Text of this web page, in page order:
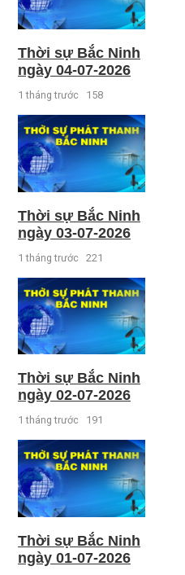
Thời sự Bắc Ninh
ngày 04-07-2026
1 tháng trước 158
Thời sự Bắc Ninh
ngày 03-07-2026
1 tháng trước 221
Thời sự Bắc Ninh
ngày 02-07-2026
1 tháng trước 191
Thời sự Bắc Ninh
ngày 01-07-2026